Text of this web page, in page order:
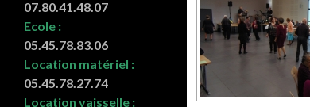
07.80.41.48.07
Ecole :
05.45.78.83.06
Location matériel :
05.45.78.27.74
Location vaisselle :